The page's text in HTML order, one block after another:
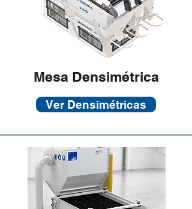
Mesa Densimétrica
Ver Densimétricas